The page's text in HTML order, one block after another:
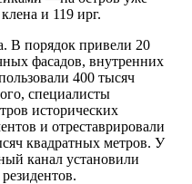
и 119 ирг.
В порядок привели 20
фасадов, внутренних
400 тысяч
специалисты
исторических
и отреставрировали
квадратных метров. У
канал установили